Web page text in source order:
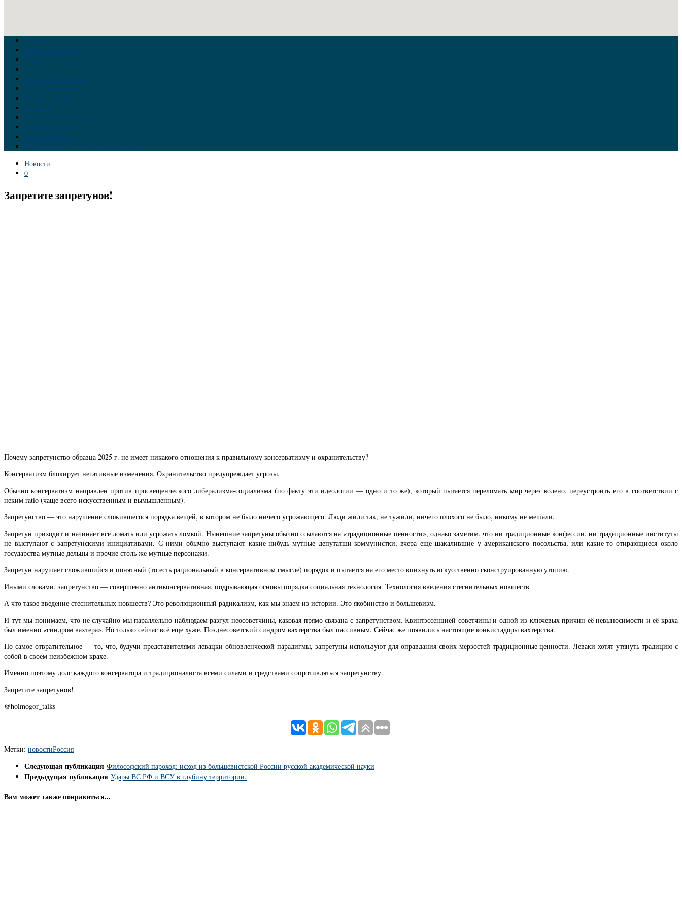
Главная
Война на Украине
Новости
Аналитика
Тайны Геополитики
Российские элиты
Теория заговора
Украина
Новый Мировой Порядок
Тайны истории
Обратная связь
Правила комментирования материалов
Новости
0
Запретите запретунов!
Почему запретунство образца 2025 г. не имеет никакого отношения к правильному консерватизму и охранительству?
Консерватизм блокирует негативные изменения. Охранительство предупреждает угрозы.
Обычно консерватизм направлен против просвещенческого либерализма-социализма (по факту эти идеологии — одно и то же), который пытается переломать мир через колено, переустроить его в соответствии с
неким ratio (чаще всего искусственным и вымышленным).
Запретунство — это нарушение сложившегося порядка вещей, в котором не было ничего угрожающего. Люди жили так, не тужили, ничего плохого не было, никому не мешали.
Запретун приходит и начинает всё ломать или угрожать ломкой. Нынешние запретуны обычно ссылаются на «традиционные ценности», однако заметим, что ни традиционные конфессии, ни традиционные институты
не выступают с запретунскими инициативами. С ними обычно выступают какие-нибудь мутные депутатши-коммунистки, вчера еще шакалившие у американского посольства, или какие-то отирающиеся около
государства мутные дельцы и прочие столь же мутные персонажи.
Запретун нарушает сложившийся и понятный (то есть рациональный в консервативном смысле) порядок и пытается на его место впихнуть искусственно сконструированную утопию.
Иными словами, запретунство — совершенно антиконсервативная, подрывающая основы порядка социальная технология. Технология введения стеснительных новшеств.
А что такое введение стеснительных новшеств? Это революционный радикализм, как мы знаем из истории. Это якобинство и большевизм.
И тут мы понимаем, что не случайно мы параллельно наблюдаем разгул неосоветчины, каковая прямо связана с запретунством. Квинтэссенцией советчины и одной из ключевых причин её невыносимости и её краха
был именно «синдром вахтера». Но только сейчас всё еще хуже. Позднесоветский синдром вахтерства был пассивным. Сейчас же появились настоящие конкистадоры вахтерства.
Но самое отвратительное — то, что, будучи представителями левацки-обновленческой парадигмы, запретуны используют для оправдания своих мерзостей традиционные ценности. Леваки хотят утянуть традицию с
собой в своем неизбежном крахе.
Именно поэтому долг каждого консерватора и традиционалиста всеми силами и средствами сопротивляться запретунству.
Запретите запретунов!
@holmogor_talks
Метки: новостиРоссия
Следующая публикация Философский пароход: исход из большевистской России русской академической науки
Предыдущая публикация Удары ВС РФ и ВСУ в глубину территории.
Вам может также понравиться...